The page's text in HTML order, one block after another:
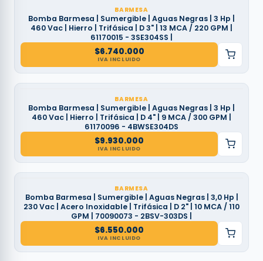
BARMESA
Bomba Barmesa | Sumergible | Aguas Negras | 3 Hp |
460 Vac | Hierro | Trifásica | D 3" | 13 MCA / 220 GPM |
61170015 - 3SE304SS |
$6.740.000
IVA INCLUIDO
BARMESA
Bomba Barmesa | Sumergible | Aguas Negras | 3 Hp |
460 Vac | Hierro | Trifásica | D 4" | 9 MCA / 300 GPM |
61170096 - 4BWSE304DS
$9.930.000
IVA INCLUIDO
BARMESA
Bomba Barmesa | Sumergible | Aguas Negras | 3,0 Hp |
230 Vac | Acero Inoxidable | Trifásica | D 2" | 10 MCA / 110
GPM | 70090073 - 2BSV-303DS |
$6.550.000
IVA INCLUIDO